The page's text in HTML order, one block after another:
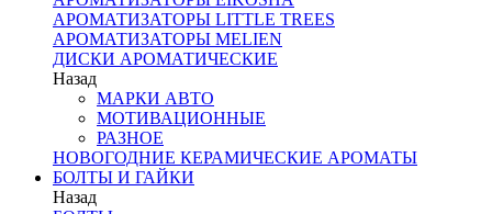
АРОМАТИЗАТОРЫ LITTLE TREES
АРОМАТИЗАТОРЫ MELIEN
ДИСКИ АРОМАТИЧЕСКИЕ
Назад
МАРКИ АВТО
МОТИВАЦИОННЫЕ
РАЗНОЕ
НОВОГОДНИЕ КЕРАМИЧЕСКИЕ АРОМАТЫ
БОЛТЫ И ГАЙКИ
Назад